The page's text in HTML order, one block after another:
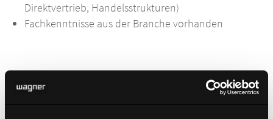
Direktvertrieb, Handelsstrukturen)
Fachkenntnisse aus der Branche vorhanden
WAS WIR BIETEN